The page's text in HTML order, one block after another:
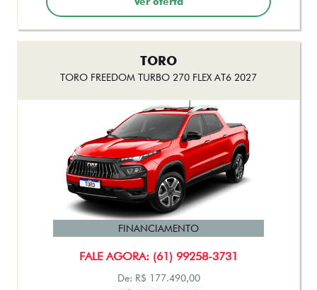
FALE AGORA: (61) 99258-3731
De: R$ 177.490,00
R$ 162.500,00
TORO
TORO VOLCANO TURBO 270 FLEX AT6 2026